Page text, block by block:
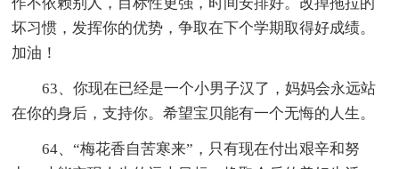
坏习惯，发挥你的优势，争取在下个学期取得好成绩。
加油！
63、你现在已经是一个小男子汉了，妈妈会永远站
在你的身后，支持你。希望宝贝能有一个无悔的人生。
64、“梅花香自苦寒来”，只有现在付出艰辛和努